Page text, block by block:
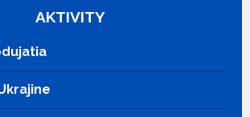
miesta v živote poznamenanom
sociálnou neistotou 30. rokov minulého
AKTIVITY